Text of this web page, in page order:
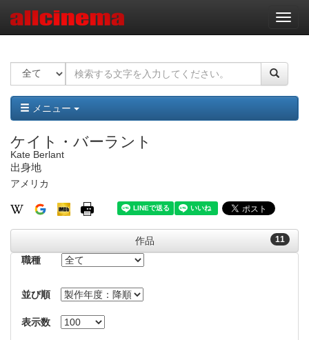
ナ
ビ
ー
ョ
ン
メニュー
ケイト・バーラント
Kate Berlant
出身地
アメリカ
11
作品
職種
並び順
表示数